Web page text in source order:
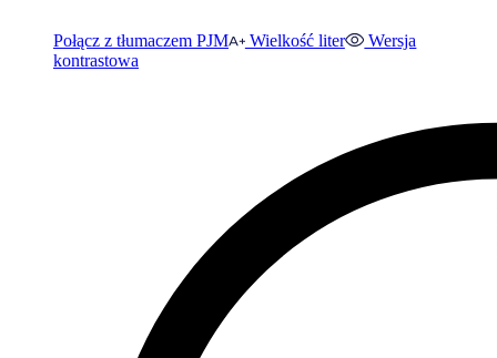
Połącz z tłumaczem PJM Wielkość liter
Wersja
kontrastowa